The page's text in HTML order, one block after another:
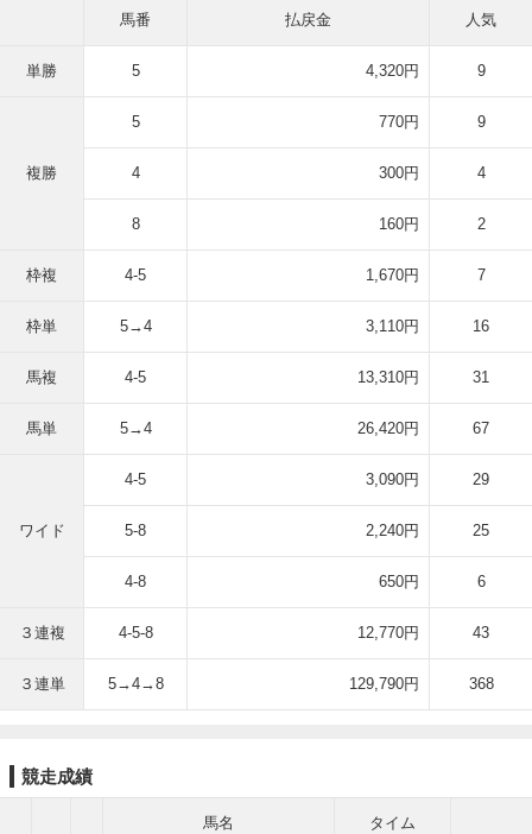
馬番 払戻金 人気
単勝 5 4,320円 9
複勝
5 770円 9
4 300円 4
8 160円 2
枠複 4-5 1,670円 7
枠単 5→4 3,110円 16
馬複 4-5 13,310円 31
馬単 5→4 26,420円 67
ワイド
4-5 3,090円 29
5-8 2,240円 25
4-8 650円 6
３連複 4-5-8 12,770円 43
３連単 5→4→8 129,790円 368
競走成績
馬名
タイム